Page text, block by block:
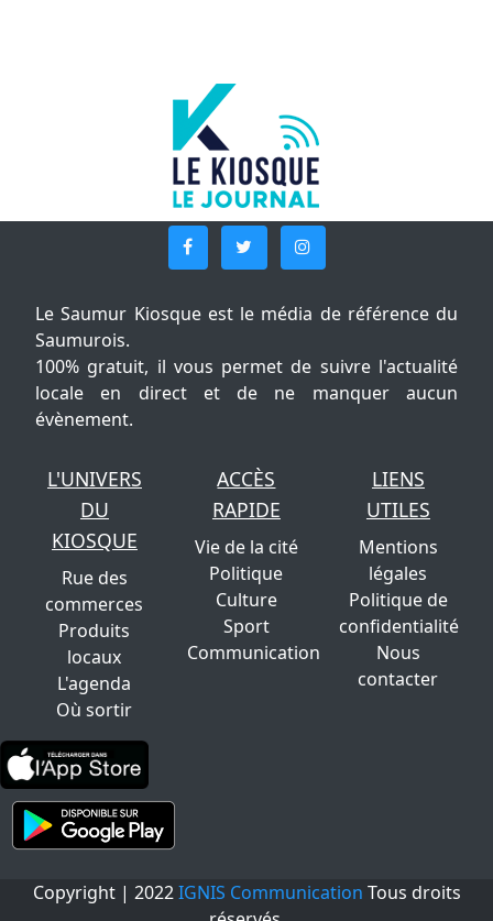
Le Saumur Kiosque est le média de référence du
Saumurois.
100% gratuit, il vous permet de suivre l'actualité
locale en direct et de ne manquer aucun
évènement.
L'UNIVERS
DU
KIOSQUE
Rue des
commerces
Produits
locaux
L'agenda
Où sortir
ACCÈS
RAPIDE
Vie de la cité
Politique
Culture
Sport
Communication
LIENS
UTILES
Mentions
légales
Politique de
confidentialité
Nous
contacter
Copyright | 2022IGNIS Communication Tous droits